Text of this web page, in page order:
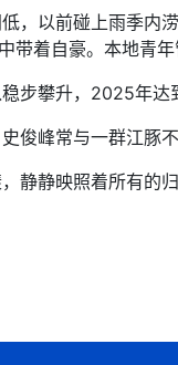
以前碰上雨季内涝
中带着自豪。本地青
攀升，2025年达
峰常与一群江豚不
静映照着所有的归